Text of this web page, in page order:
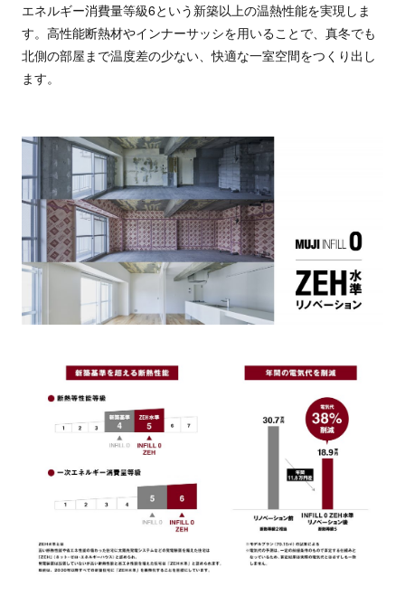
エネルギー消費量等級6という新築以上の温熱性能を実現しま
す。高性能断熱材やインナーサッシを用いることで、真冬でも
北側の部屋まで温度差の少ない、快適な一室空間をつくり出し
ます。